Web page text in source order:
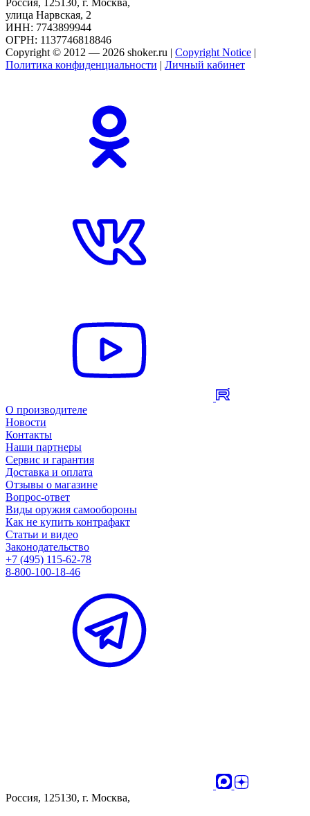
Россия, 125130, г. Москва,
улица Нарвская, 2
ИНН: 7743899944
ОГРН: 1137746818846
Copyright © 2012 — 2026 shoker.ru | Copyright Notice |
Политика конфиденциальности | Личный кабинет
О производителе
Новости
Контакты
Наши партнеры
Сервис и гарантия
Доставка и оплата
Отзывы о магазине
Вопрос-ответ
Виды оружия самообороны
Как не купить контрафакт
Статьи и видео
Законодательство
+7 (495) 115-62-78
8-800-100-18-46
Россия, 125130, г. Москва,